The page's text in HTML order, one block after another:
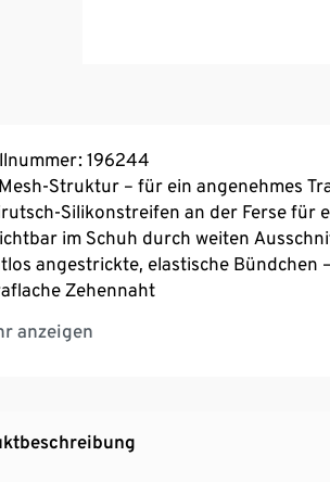
196244
Struktur – für ein angenehmes
Silikonstreifen an der Ferse für
im Schuh durch weiten
angestrickte, elastische Bündchen
Zehennaht
anzeigenSpitze und Ferse
Elasthan: formbeständig, perfekter